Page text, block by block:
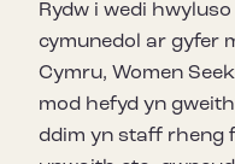
Rydw i wedi
cymunedol ar gyfer
Cymru, Women
mod hefyd yn
ddim yn staff rheng